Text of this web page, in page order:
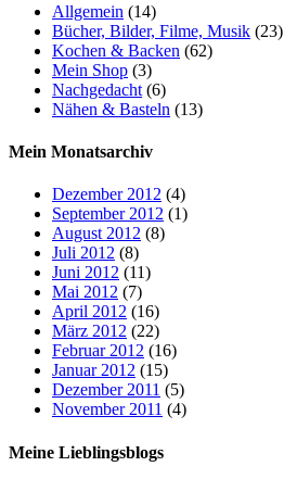
Allgemein (14)
Bücher, Bilder, Filme, Musik (23)
Kochen & Backen (62)
Mein Shop (3)
Nachgedacht (6)
Nähen & Basteln (13)
Mein Monatsarchiv
Dezember 2012 (4)
September 2012 (1)
August 2012 (8)
Juli 2012 (8)
Juni 2012 (11)
Mai 2012 (7)
April 2012 (16)
März 2012 (22)
Februar 2012 (16)
Januar 2012 (15)
Dezember 2011 (5)
November 2011 (4)
Meine Lieblingsblogs